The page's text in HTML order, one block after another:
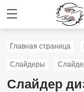
Главная страница
Слайдеры
Слайдер